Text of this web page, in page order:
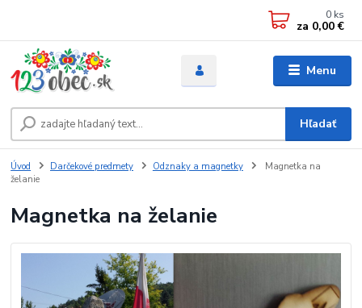
Menu
Hľadať
0 ks
za 0,00 €
Úvod Darčekové predmety Odznaky a magnetky
Magnetka na
želanie
Magnetka na želanie